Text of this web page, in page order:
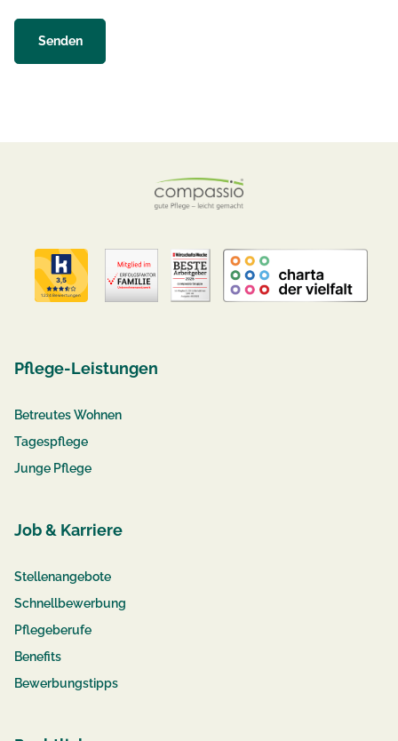
Pflege-Leistungen
Betreutes Wohnen
Tagespflege
Junge Pflege
Job & Karriere
Stellenangebote
Schnellbewerbung
Pflegeberufe
Benefits
Bewerbungstipps